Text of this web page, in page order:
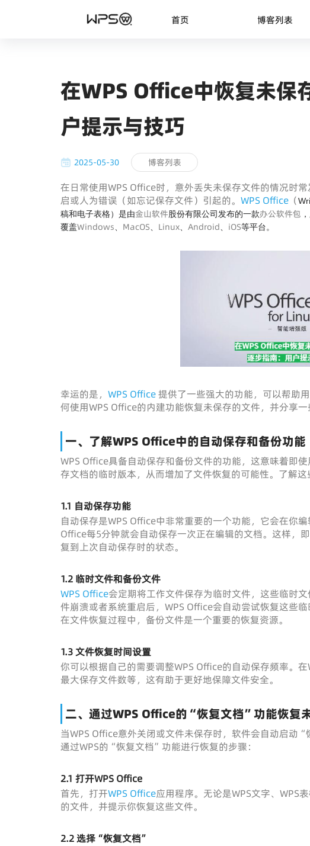
首页 博客列表
在WPS Office中恢复未保
户提示与技巧
2025-05-30 博客列表
在日常使用WPS Office时，意外丢失未保存文件的情况时
启或人为错误（如忘记保存文件）引起的。 WPS Office （
稿和电子表格）是由金山软件股份有限公司发布的一款办公软件包
覆盖Windows MacOS Linux Android iOS等平台。
幸运的是， WPS Office提供了一些强大的功能，可以帮助
何使用WPS Office的内建功能恢复未保存的文件，并分享一
一、了解WPS Office中的自动保存和备份功能
WPS Office具备自动保存和备份文件的功能，这意味着即
存文档的临时版本，从而增加了文件恢复的可能性。了解这
1.1 自动保存功能
自动保存是WPS Office中非常重要的一个功能，它会在你
Office每5分钟就会自动保存一次正在编辑的文档。这样，
复到上次自动保存时的状态。
1.2 临时文件和备份文件
WPS Office会定期将工作文件保存为临时文件，这些临时
件崩溃或者系统重启后，WPS Office会自动尝试恢复这些
在文件恢复过程中，备份文件是一个重要的恢复资源。
1.3 文件恢复时间设置
你可以根据自己的需要调整WPS Office的自动保存频率。
最大保存文件数等，这有助于更好地保障文件安全。
二、通过WPS Office的“恢复文档”功能恢复
当WPS Office意外关闭或文件未保存时，软件会自动启动
通过WPS的“恢复文档”功能进行恢复的步骤：
2.1 打开WPS Office
首先，打开WPS Office应用程序。无论是WPS文字、WPS
的文件，并提示你恢复这些文件。
2.2 选择“恢复文档”